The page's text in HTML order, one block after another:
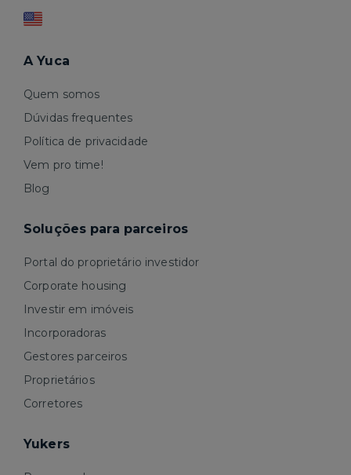
A Yuca
Quem somos
Dúvidas frequentes
Política de privacidade
Vem pro time!
Blog
Soluções para parceiros
Portal do proprietário investidor
Corporate housing
Investir em imóveis
Incorporadoras
Gestores parceiros
Proprietários
Corretores
Yukers